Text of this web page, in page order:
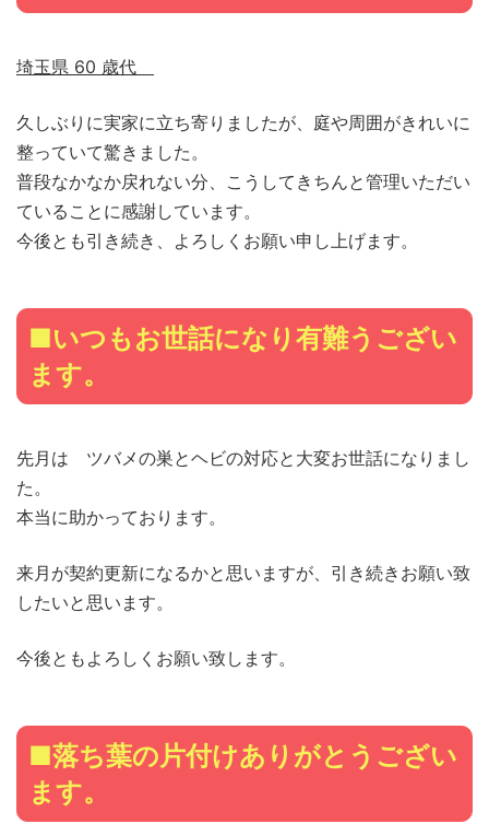
埼玉県 60 歳代
久しぶりに実家に立ち寄りましたが、庭や周囲がきれいに
整っていて驚きました。
普段なかなか戻れない分、こうしてきちんと管理いただい
ていることに感謝しています。
今後とも引き続き、よろしくお願い申し上げます。
■いつもお世話になり有難うござい
ます。
先月は ツバメの巣とヘビの対応と大変お世話になりまし
た。
本当に助かっております。
来月が契約更新になるかと思いますが、引き続きお願い致
したいと思います。
今後ともよろしくお願い致します。
■落ち葉の片付けありがとうござい
ます。